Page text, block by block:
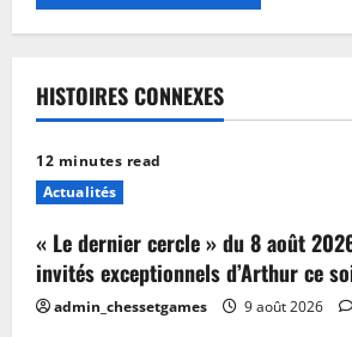
HISTOIRES CONNEXES
12 minutes read
Actualités
« Le dernier cercle » du 8 août
invités exceptionnels d’Arthur ce
admin_chessetgames 9 août 2026